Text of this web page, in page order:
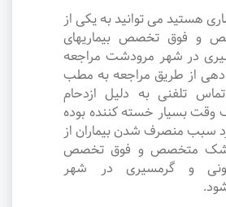
هستید می توانید به یکی از
و فوق تخصص بیماریهای
در شهر مرودشت مراجعه
دهی از طریق مراجعه به مطب
تلفنی به دلیل ازدحام
وقت بسیار خسته کننده بوده
سبب منصرف شدن بیماران از
متخصص و فوق تخصص
و گرمسیری در شهر